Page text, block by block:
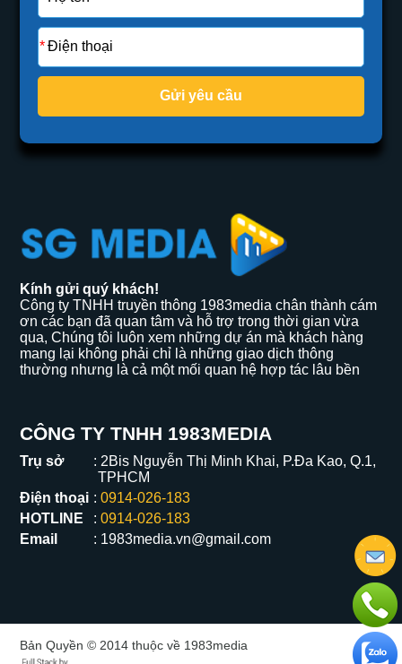
Gửi yêu cầu
Kính gửi quý khách!
Công ty TNHH truyền thông 1983media chân thành cám
ơn các bạn đã quan tâm và hỗ trợ trong thời gian vừa
qua, Chúng tôi luôn xem những dự án mà khách hàng
mang lại không phải chỉ là những giao dịch thông
thường nhưng là cả một mối quan hệ hợp tác lâu bền
CÔNG TY TNHH 1983MEDIA
Trụ sở
2Bis Nguyễn Thị Minh Khai, P.Đa Kao, Q.1,
TPHCM
Điện thoại
0914-026-183
HOTLINE
0914-026-183
Email
1983media.vn@gmail.com
Bản Quyền © 2014 thuộc về 1983media